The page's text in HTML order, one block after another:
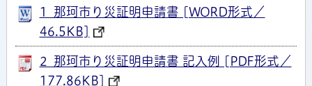
1_那珂市り災証明申請書 [WORD形式／
46.5KB]
2_那珂市り災証明申請書 記入例 [PDF形式／
177.86KB]